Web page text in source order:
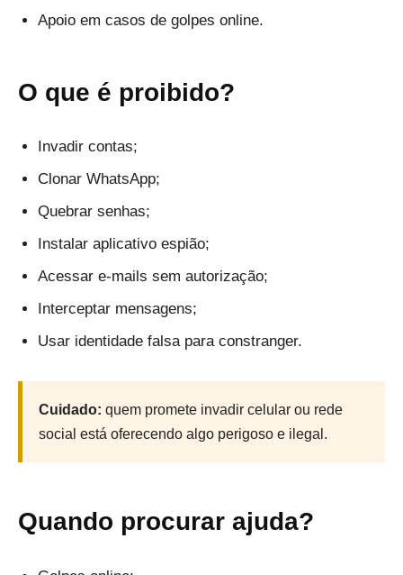
Apoio em casos de golpes online.
O que é proibido?
Invadir contas;
Clonar WhatsApp;
Quebrar senhas;
Instalar aplicativo espião;
Acessar e-mails sem autorização;
Interceptar mensagens;
Usar identidade falsa para constranger.
Cuidado: quem promete invadir celular ou rede
social está oferecendo algo perigoso e ilegal.
Quando procurar ajuda?